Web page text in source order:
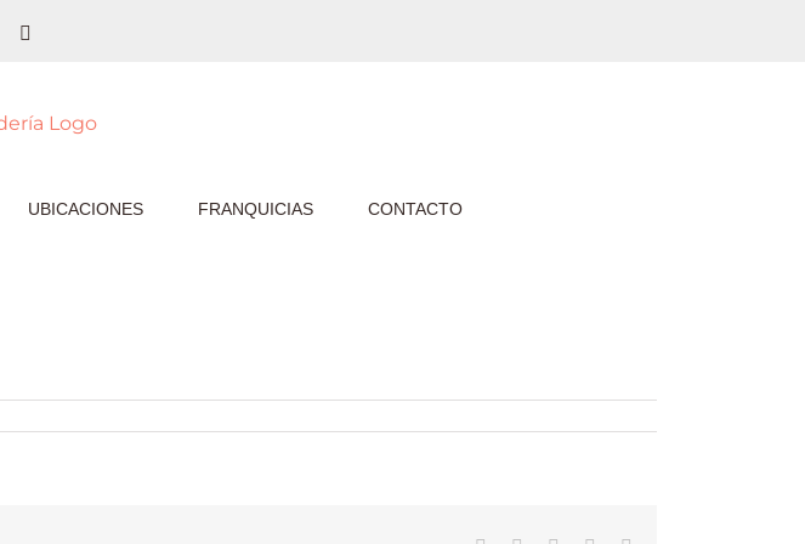
Twitter
UBICACIONES FRANQUICIAS CONTACTO